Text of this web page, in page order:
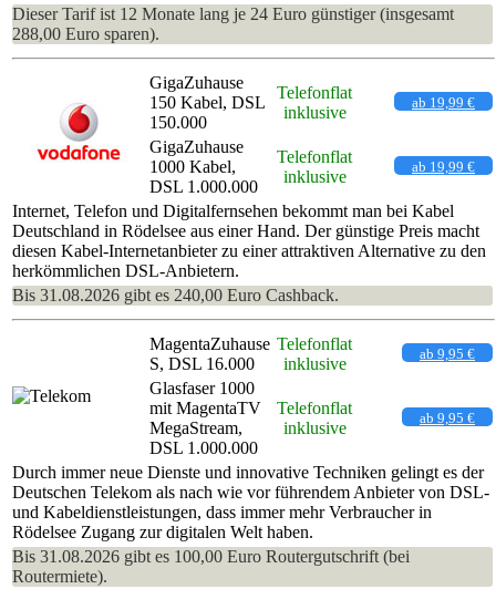
Dieser Tarif ist 12 Monate lang je 24 Euro günstiger (insgesamt
288,00 Euro sparen).
GigaZuhause
150 Kabel, DSL
150.000
Telefonflat
inklusive
ab 19,99 €
GigaZuhause
1000 Kabel,
DSL 1.000.000
Telefonflat
inklusive
ab 19,99 €
Internet, Telefon und Digitalfernsehen bekommt man bei Kabel
Deutschland in Rödelsee aus einer Hand. Der günstige Preis macht
diesen Kabel-Internetanbieter zu einer attraktiven Alternative zu den
herkömmlichen DSL-Anbietern.
Bis 31.08.2026 gibt es 240,00 Euro Cashback.
MagentaZuhause
S, DSL 16.000
Telefonflat
inklusive
ab 9,95 €
Glasfaser 1000
mit MagentaTV
MegaStream,
DSL 1.000.000
Telefonflat
inklusive
ab 9,95 €
Durch immer neue Dienste und innovative Techniken gelingt es der
Deutschen Telekom als nach wie vor führendem Anbieter von DSL-
und Kabeldienstleistungen, dass immer mehr Verbraucher in
Rödelsee Zugang zur digitalen Welt haben.
Bis 31.08.2026 gibt es 100,00 Euro Routergutschrift (bei
Routermiete).